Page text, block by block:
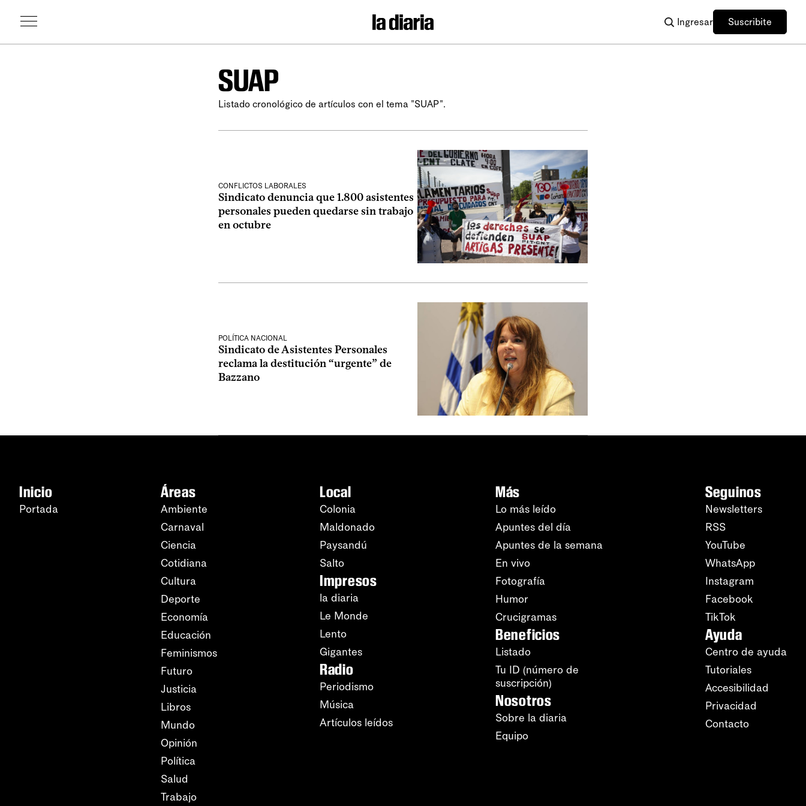
Ingresar Suscribite
SUAP
Listado cronológico de artículos con el tema "SUAP".
CONFLICTOS LABORALES
Sindicato denuncia que 1.800 asistentes
personales pueden quedarse sin trabajo
en octubre
POLÍTICA NACIONAL
Sindicato de Asistentes Personales
reclama la destitución “urgente” de
Bazzano
Inicio
Portada
Áreas
Ambiente
Carnaval
Ciencia
Cotidiana
Cultura
Deporte
Economía
Educación
Feminismos
Futuro
Justicia
Libros
Mundo
Opinión
Política
Salud
Trabajo
Local
Colonia
Maldonado
Paysandú
Salto
Impresos
la diaria
Le Monde
Lento
Gigantes
Radio
Periodismo
Música
Artículos leídos
Más
Lo más leído
Apuntes del día
Apuntes de la semana
En vivo
Fotografía
Humor
Crucigramas
Beneficios
Listado
Tu ID (número de
suscripción)
Nosotros
Sobre la diaria
Equipo
Seguinos
Newsletters
RSS
YouTube
WhatsApp
Instagram
Facebook
TikTok
Ayuda
Centro de ayuda
Tutoriales
Accesibilidad
Privacidad
Contacto